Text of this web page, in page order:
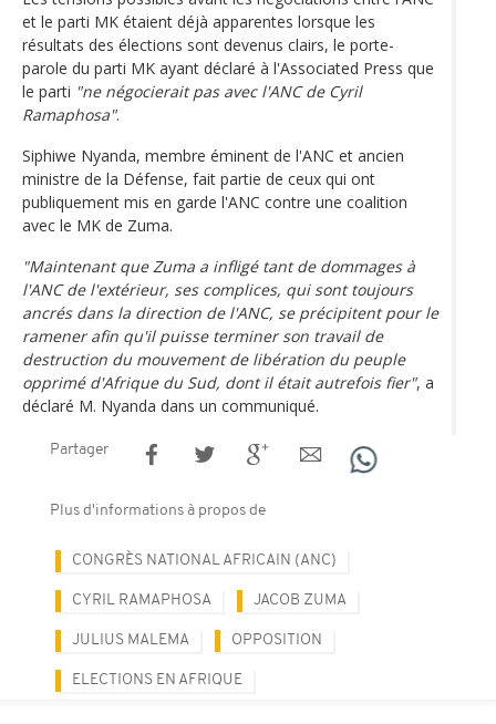
et le parti MK étaient déjà apparentes lorsque les
résultats des élections sont devenus clairs, le porte-
parole du parti MK ayant déclaré à l'Associated Press que
le parti "ne négocierait pas avec l'ANC de Cyril
Ramaphosa".
Siphiwe Nyanda, membre éminent de l'ANC et ancien
ministre de la Défense, fait partie de ceux qui ont
publiquement mis en garde l'ANC contre une coalition
avec le MK de Zuma.
"Maintenant que Zuma a infligé tant de dommages à
l'ANC de l'extérieur, ses complices, qui sont toujours
ancrés dans la direction de l'ANC, se précipitent pour le
ramener afin qu'il puisse terminer son travail de
destruction du mouvement de libération du peuple
opprimé d'Afrique du Sud, dont il était autrefois fier", a
déclaré M. Nyanda dans un communiqué.
Partager
Plus d'informations à propos de
CONGRÈS NATIONAL AFRICAIN (ANC)
CYRIL RAMAPHOSA JACOB ZUMA
JULIUS MALEMA OPPOSITION
ELECTIONS EN AFRIQUE